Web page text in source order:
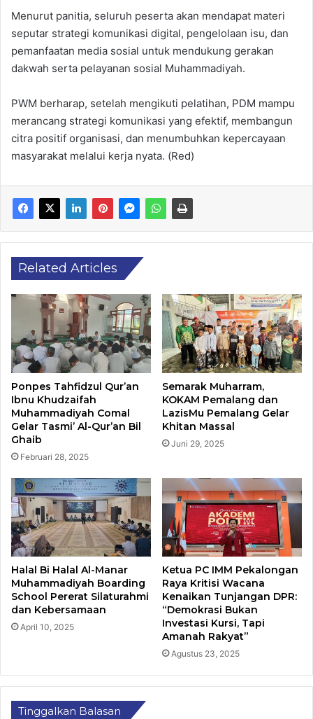
Menurut panitia, seluruh peserta akan mendapat materi
seputar strategi komunikasi digital, pengelolaan isu, dan
pemanfaatan media sosial untuk mendukung gerakan
dakwah serta pelayanan sosial Muhammadiyah.
PWM berharap, setelah mengikuti pelatihan, PDM mampu
merancang strategi komunikasi yang efektif, membangun
citra positif organisasi, dan menumbuhkan kepercayaan
masyarakat melalui kerja nyata. (Red)
Related Articles
Ponpes Tahfidzul Qur’an
Ibnu Khudzaifah
Muhammadiyah Comal
Gelar Tasmi’ Al-Qur’an Bil
Ghaib
Februari 28, 2025
Semarak Muharram,
KOKAM Pemalang dan
LazisMu Pemalang Gelar
Khitan Massal
Juni 29, 2025
Halal Bi Halal Al-Manar
Muhammadiyah Boarding
School Pererat Silaturahmi
dan Kebersamaan
April 10, 2025
Ketua PC IMM Pekalongan
Raya Kritisi Wacana
Kenaikan Tunjangan DPR:
“Demokrasi Bukan
Investasi Kursi, Tapi
Amanah Rakyat”
Agustus 23, 2025
Tinggalkan Balasan